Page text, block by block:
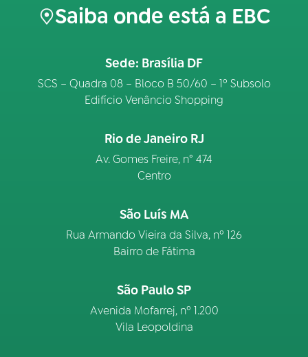
Saiba onde está a EBC
Sede: Brasília DF
SCS – Quadra 08 – Bloco B 50/60 – 1º Subsolo
Edifício Venâncio Shopping
Rio de Janeiro RJ
Av. Gomes Freire, n° 474
Centro
São Luís MA
Rua Armando Vieira da Silva, nº 126
Bairro de Fátima
São Paulo SP
Avenida Mofarrej, nº 1.200
Vila Leopoldina